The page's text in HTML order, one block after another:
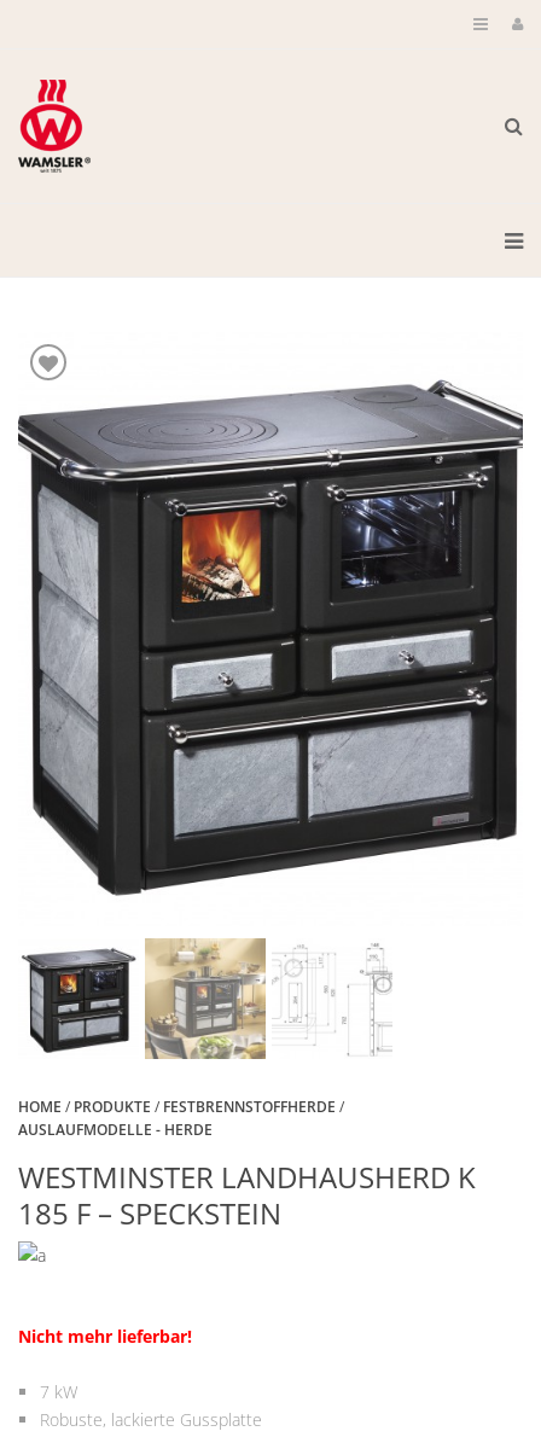
HOME / PRODUKTE / FESTBRENNSTOFFHERDE /
AUSLAUFMODELLE - HERDE
WESTMINSTER LANDHAUSHERD K
185 F – SPECKSTEIN
Nicht mehr lieferbar!
7 kW
Robuste, lackierte Gussplatte